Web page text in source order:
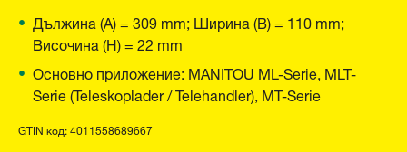
Дължина (A) = 309 mm; Ширина (B) = 110 mm;
Височина (H) = 22 mm
Основно приложение: MANITOU ML-Serie, MLT-
Serie (Teleskoplader / Telehandler), MT-Serie
GTIN код: 4011558689667